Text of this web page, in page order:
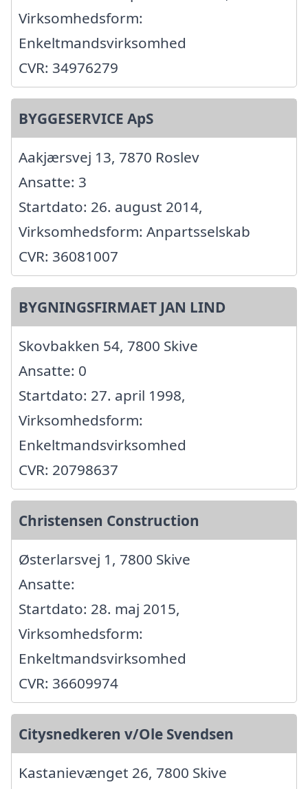
Virksomhedsform:
Enkeltmandsvirksomhed
CVR: 34976279
BYGGESERVICE ApS
Aakjærsvej 13, 7870 Roslev
Ansatte: 3
Startdato: 26. august 2014,
Virksomhedsform: Anpartsselskab
CVR: 36081007
BYGNINGSFIRMAET JAN LIND
Skovbakken 54, 7800 Skive
Ansatte: 0
Startdato: 27. april 1998,
Virksomhedsform:
Enkeltmandsvirksomhed
CVR: 20798637
Christensen Construction
Østerlarsvej 1, 7800 Skive
Ansatte:
Startdato: 28. maj 2015,
Virksomhedsform:
Enkeltmandsvirksomhed
CVR: 36609974
Citysnedkeren v/Ole Svendsen
Kastanievænget 26, 7800 Skive